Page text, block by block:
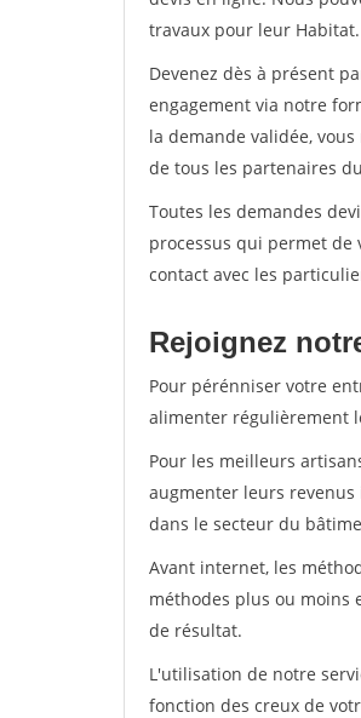
travaux pour leur Habitat.
Devenez dès à présent
engagement via notre
la demande validée,
de tous les partenaires
Toutes les demandes
processus qui permet de
contact avec les
Rejoignez
Pour pérénniser votre
alimenter régulièrement
Pour les meilleurs
augmenter leurs
dans le secteur du
Avant internet, les
méthodes plus ou moins
de résultat.
L'utilisation de notre
fonction des creux de